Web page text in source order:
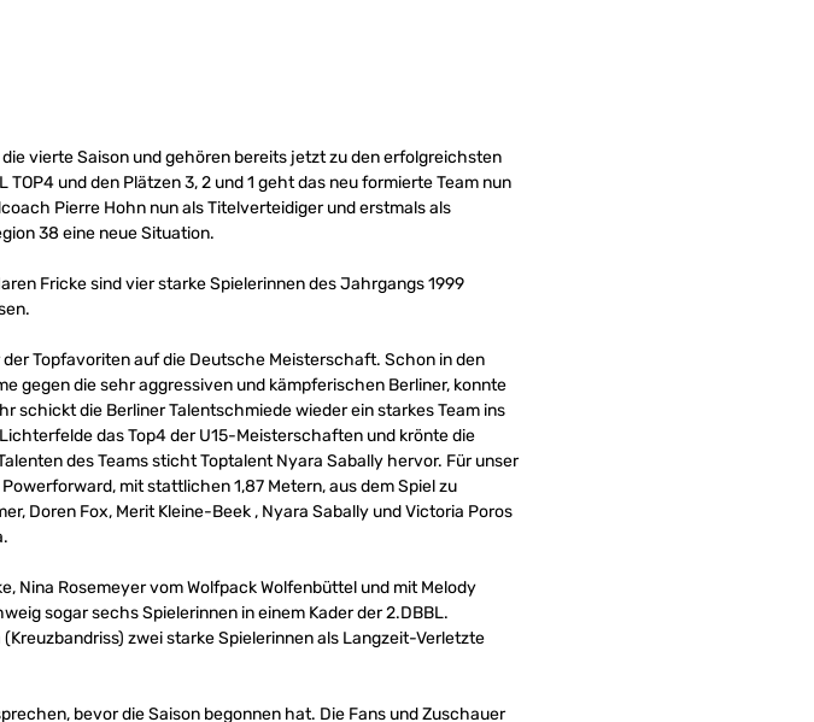
vierte Saison und gehören bereits jetzt zu den erfolgreichsten
und den Plätzen 3, 2 und 1 geht das neu formierte Team nun
Pierre Hohn nun als Titelverteidiger und erstmals als
38 eine neue Situation.
Fricke sind vier starke Spielerinnen des Jahrgangs 1999
Topfavoriten auf die Deutsche Meisterschaft. Schon in den
gegen die sehr aggressiven und kämpferischen Berliner, konnte
schickt die Berliner Talentschmiede wieder ein starkes Team ins
das Top4 der U15-Meisterschaften und krönte die
des Teams sticht Toptalent Nyara Sabally hervor. Für unser
mit stattlichen 1,87 Metern, aus dem Spiel zu
Doren Fox, Merit Kleine-Beek , Nyara Sabally und Victoria Poros
Nina Rosemeyer vom Wolfpack Wolfenbüttel und mit Melody
sogar sechs Spielerinnen in einem Kader der 2.DBBL.
zwei starke Spielerinnen als Langzeit-Verletzte
bevor die Saison begonnen hat. Die Fans und Zuschauer